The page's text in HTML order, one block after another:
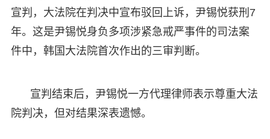
宣判，大法院在判决中宣布驳回上诉，尹锡悦获刑7
年。这是尹锡悦身负多项涉紧急戒严事件的司法案
件中，韩国大法院首次作出的三审判断。
宣判结束后，尹锡悦一方代理律师表示尊重大法
院判决，但对结果深表遗憾。